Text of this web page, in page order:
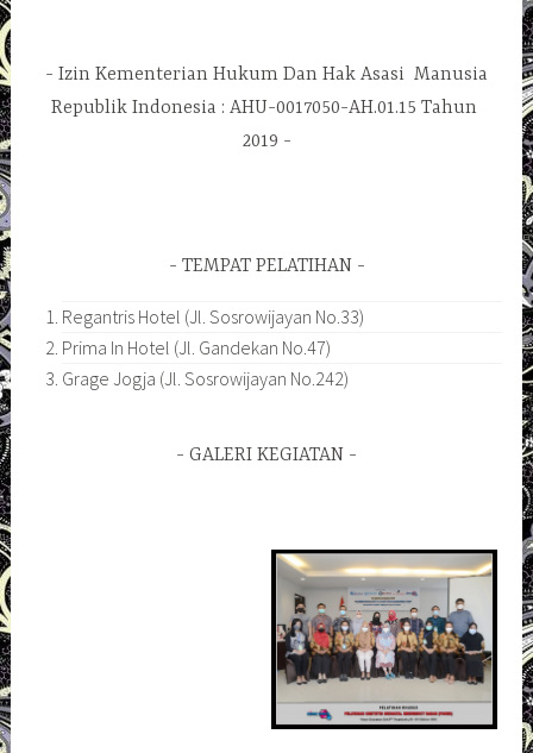
Izin Kementerian Hukum Dan Hak Asasi Manusia
Republik Indonesia : AHU-0017050-AH.01.15 Tahun
2019
TEMPAT PELATIHAN
Regantris Hotel (Jl. Sosrowijayan No.33)
Prima In Hotel (Jl. Gandekan No.47)
Grage Jogja (Jl. Sosrowijayan No.242)
GALERI KEGIATAN